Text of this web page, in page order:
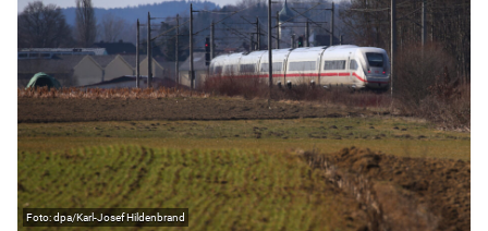
dpa/Karl-Josef Hildenbrand